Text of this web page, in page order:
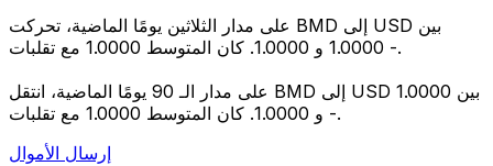
على مدار الثلاثين يومًا الماضية، تحركت BMD إلى USD بين
1.0000 و 1.0000. كان المتوسط 1.0000 مع تقلبات -.
على مدار الـ 90 يومًا الماضية، انتقل BMD إلى USD بين 1.0000
و 1.0000. كان المتوسط 1.0000 مع تقلبات -.
إرسال الأموال